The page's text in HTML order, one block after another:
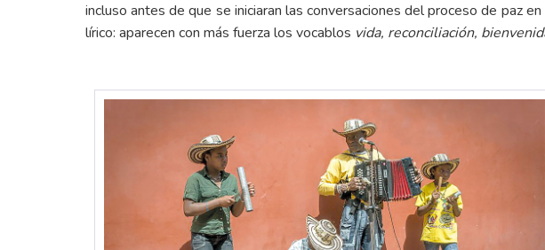
incluso antes de que se iniciaran las conversaciones del proceso de paz
lírico: aparecen con más fuerza los vocablos vida, reconciliación,